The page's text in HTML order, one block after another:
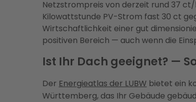
Netzstrompreis von derzeit rund 37
Kilowattstunde PV-Strom fast 30 ct
Wirtschaftlichkeit einer gut
positiven Bereich — auch wenn die
Ist Ihr Dach geeignet? —
Der Energieatlas der LUBW bietet ein
Württemberg, das Ihr Gebäude